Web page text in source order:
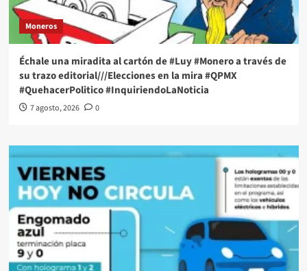
Moneros
Échale una miradita al cartón de #Luy #Monero a través de
su trazo editorial///Elecciones en la mira #QPMX
#QuehacerPolitico #InquiriendoLaNoticia
7 agosto, 2026 0